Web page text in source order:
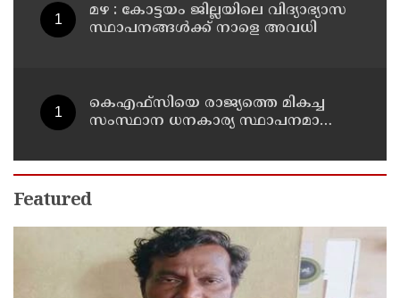
മഴ : കോട്ടയം ജില്ലയിലെ വിദ്യാഭ്യാസ
സ്ഥാപനങ്ങൾക്ക് നാളെ അവധി
കെഎഫ്‌സിയെ രാജ്യത്തെ മികച്ച
സംസ്ഥാന ധനകാര്യ സ്ഥാപനമാക്കും:
Featured